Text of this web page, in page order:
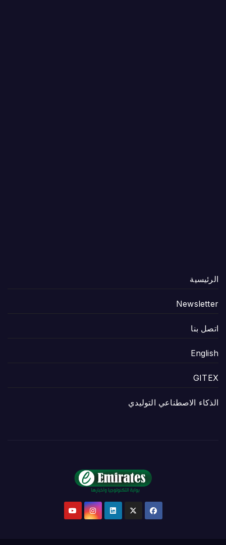
الرئيسية
Newsletter
اتصل بنا
English
GITEX
الذكاء الاصطناعي التوليدي